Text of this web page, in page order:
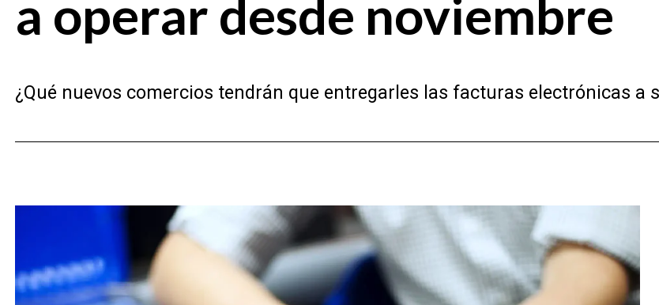
a operar desde noviembre
¿Qué nuevos comercios tendrán que entregarles las facturas electrónicas a